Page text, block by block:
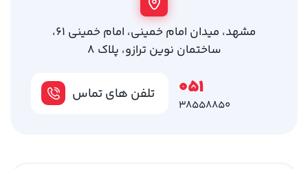
مشهد، میدان امام خمینی، امام خمینی 61،
ساختمان نوین ترازو، پلاک 8
تلفن های تماس 051
38558850